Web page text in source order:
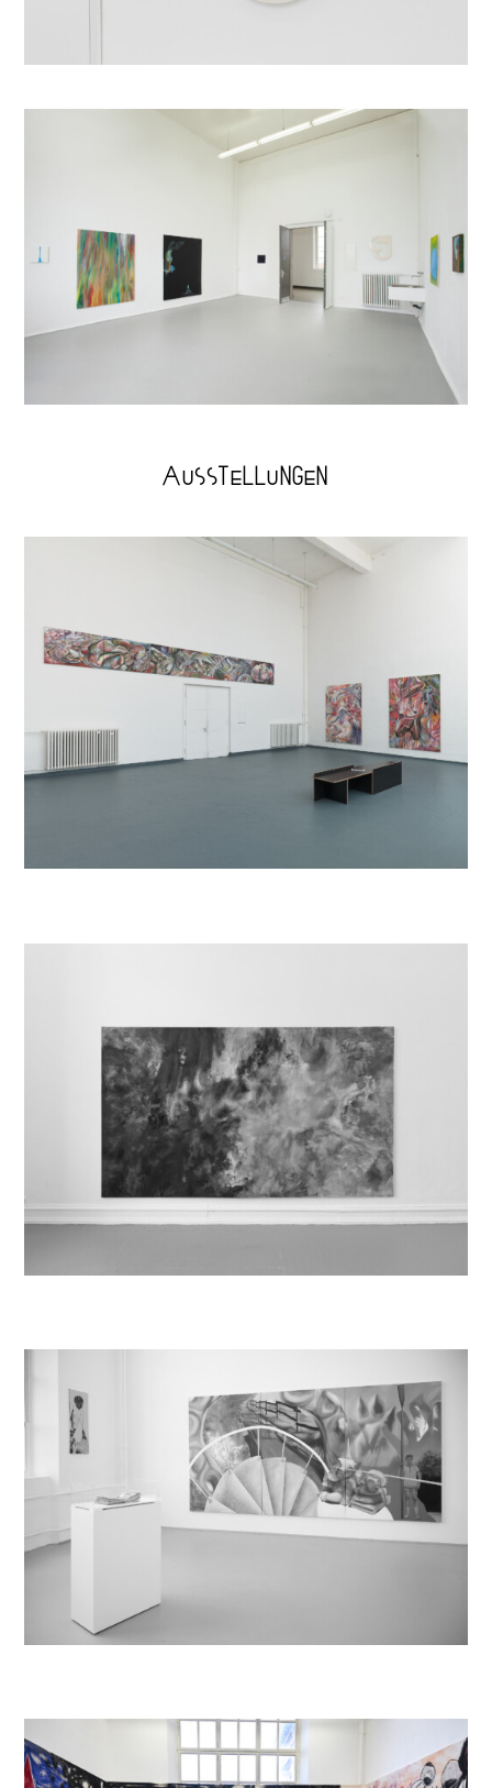
AUSSTELLUNGEN